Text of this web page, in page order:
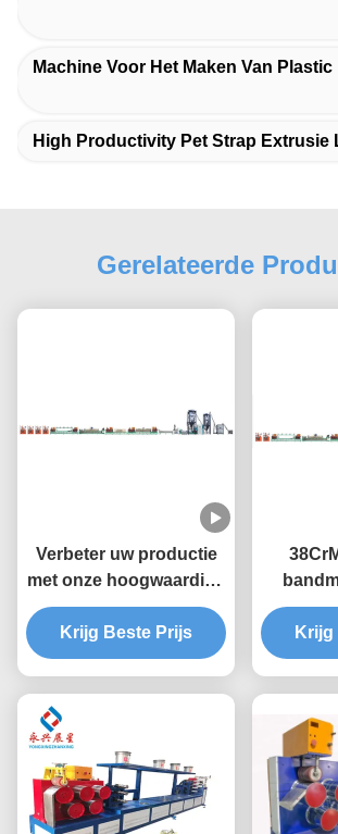
Machine Voor Het Maken Van
High Productivity Pet Strap Extrusie
Gerelateerde
Verbeter uw productie
met onze hoogwaardige
PET-bandmachine
Krijg Beste Prijs
Krijg